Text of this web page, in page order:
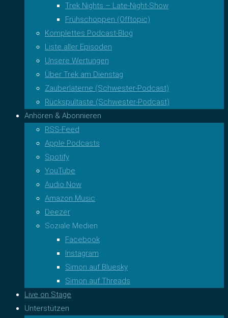
Trek Nights – Late-Night-Show
Frühschoppen (Offtopic)
Komplettes Podcast-Blog
Liste aller Episoden
Unsere Wertungen
Über Trek am Dienstag
Zauberlaterne (Schwester-Podcast)
Rückspultaste (Schwester-Podcast)
Anhören & Abonnieren
RSS-Feed
Apple Podcasts
Spotify
YouTube
Audio Now
Amazon Music
Deezer
Soziale Medien
Facebook
Instagram
Simon auf Bluesky
Simon auf Threads
Live on Stage
Unterstützen